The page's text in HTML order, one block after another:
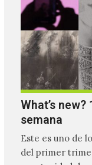
What’s
semana
Este es uno de
del primer